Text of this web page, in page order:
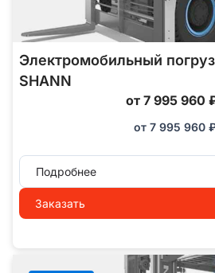
Электромобильный
SHANN
от 7 995 960
от 7 995 960
Подробнее
Заказать